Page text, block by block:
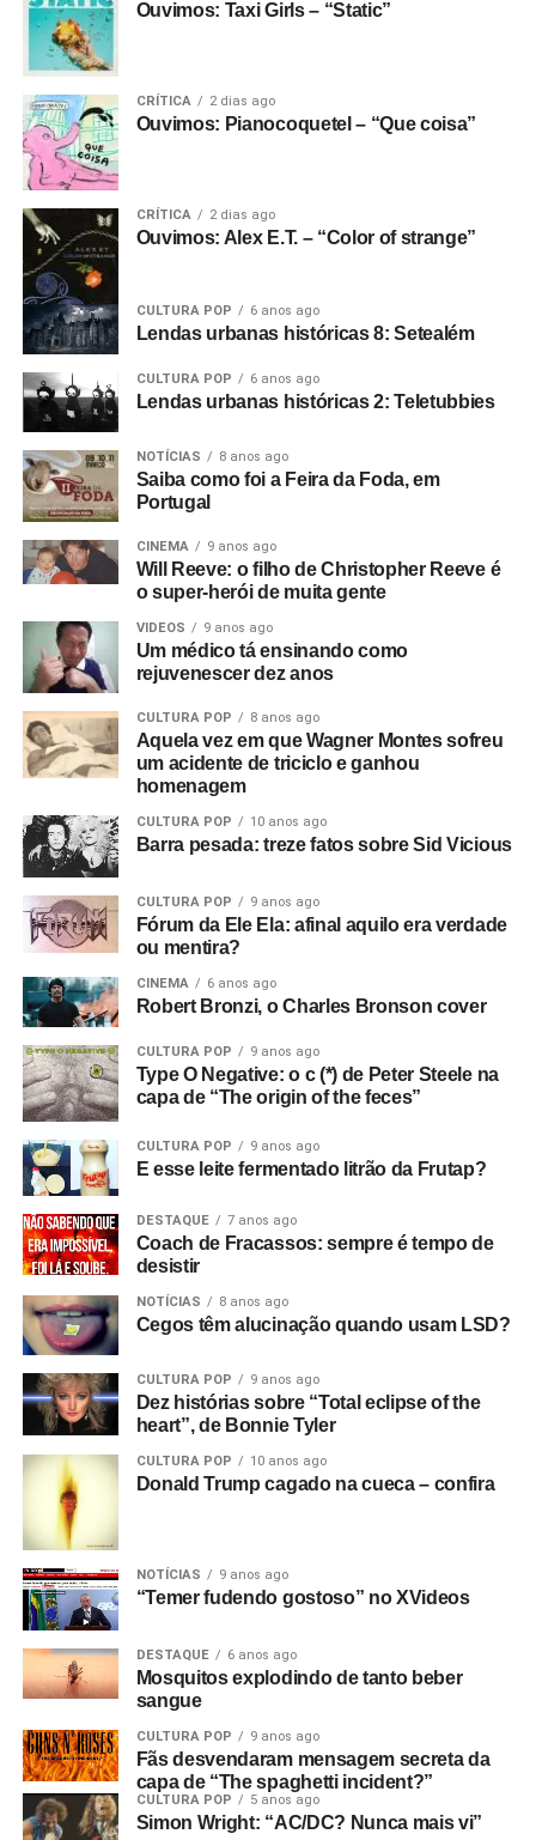
A mensagem mandada com essas demissões é aquela
mesma que você está pensando: é mais caro manter
jornalistas e analistas de cenas trabalhando, e bem
menos dispendioso dar tudo pra IA fazer, ou
simplesmente não fazer nada. De resto, só vendo o que
vai rolar: se as publicações continuam, se vão render
vários outros canais e newsletters, etc.
Gostou do texto? Seu apoio mantém o Pop
Fantasma funcionando todo dia.
E se ainda não assinou, dá tempo: assine a
mail.
Ouvimos: Taxi Girls – “Static”
CRÍTICA 2 dias ago
Ouvimos: Pianocoquetel – “Que coisa”
CRÍTICA 2 dias ago
Ouvimos: Alex E.T. – “Color of strange”
CULTURA POP 6 anos ago
Lendas urbanas históricas 8: Setealém
CULTURA POP 6 anos ago
Lendas urbanas históricas 2: Teletubbies
NOTÍCIAS 8 anos ago
Saiba como foi a Feira da Foda, em
Portugal
CINEMA 9 anos ago
Will Reeve: o filho de Christopher Reeve é
o super-herói de muita gente
VIDEOS 9 anos ago
Um médico tá ensinando como
rejuvenescer dez anos
CULTURA POP 8 anos ago
Aquela vez em que Wagner Montes sofreu
um acidente de triciclo e ganhou
homenagem
CULTURA POP 10 anos ago
Barra pesada: treze fatos sobre Sid Vicious
CULTURA POP 9 anos ago
Fórum da Ele Ela: afinal aquilo era verdade
ou mentira?
CINEMA 6 anos ago
Robert Bronzi, o Charles Bronson cover
CULTURA POP 9 anos ago
Type O Negative: o c (*) de Peter Steele na
capa de “The origin of the feces”
CULTURA POP 9 anos ago
E esse leite fermentado litrão da Frutap?
DESTAQUE 7 anos ago
Coach de Fracassos: sempre é tempo de
desistir
NOTÍCIAS 8 anos ago
Cegos têm alucinação quando usam LSD?
CULTURA POP 9 anos ago
Dez histórias sobre “Total eclipse of the
heart”, de Bonnie Tyler
CULTURA POP 10 anos ago
Donald Trump cagado na cueca – confira
NOTÍCIAS 9 anos ago
“Temer fudendo gostoso” no XVideos
DESTAQUE 6 anos ago
Mosquitos explodindo de tanto beber
sangue
CULTURA POP 9 anos ago
Fãs desvendaram mensagem secreta da
capa de “The spaghetti incident?”
CULTURA POP 5 anos ago
Simon Wright: “AC/DC? Nunca mais vi”